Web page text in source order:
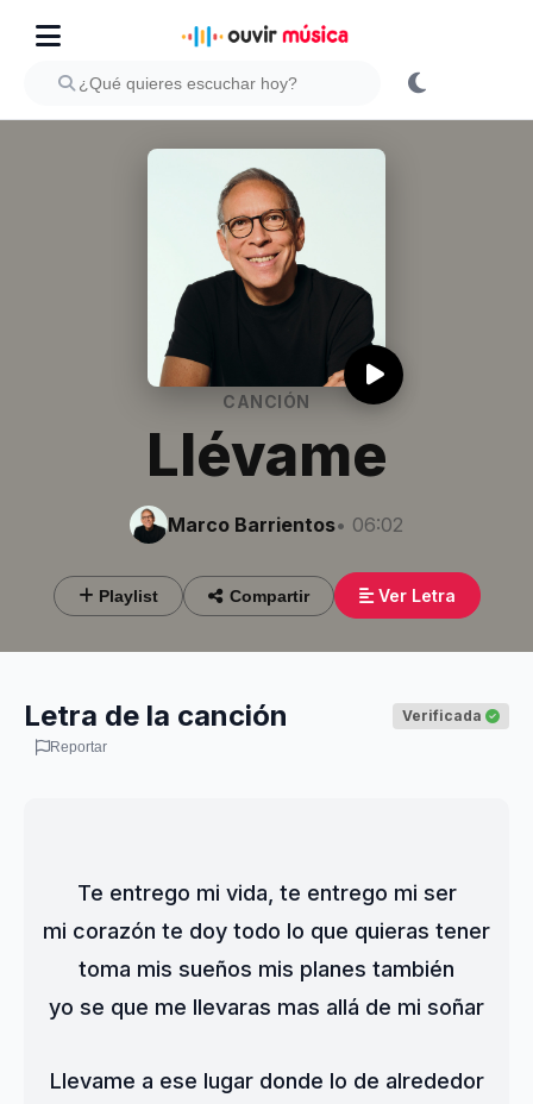
CANCIÓN
Llévame
Marco Barrientos• 06:02
Playlist Compartir Ver Letra
Letra de la canción Verificada
Reportar
Te entrego mi vida, te entrego mi ser
mi corazón te doy todo lo que quieras tener
toma mis sueños mis planes también
yo se que me llevaras mas allá de mi soñar
Llevame a ese lugar donde lo de alrededor